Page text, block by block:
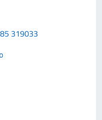
319033